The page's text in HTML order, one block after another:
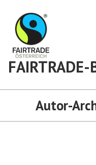
Inhalt
springen
FAIRTRADE-
Autor-